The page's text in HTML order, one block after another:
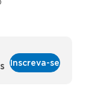
Inscreva-se